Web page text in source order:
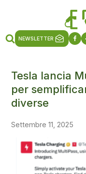
NEWSLETTER
Tesla lancia
per
diverse
Settembre 11, 2025